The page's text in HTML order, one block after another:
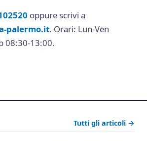
oppure scrivi a
palermo.it. Orari: Lun-Ven
08:30-13:00.
Tutti gli articoli →